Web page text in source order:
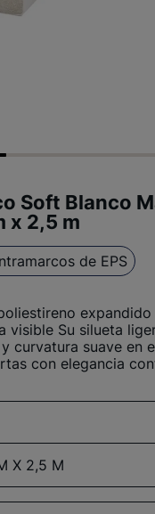
Soft Blanco
x 2,5 m
de EPS
visible Su silueta
curvatura suave en
con elegancia
X 2,5 M